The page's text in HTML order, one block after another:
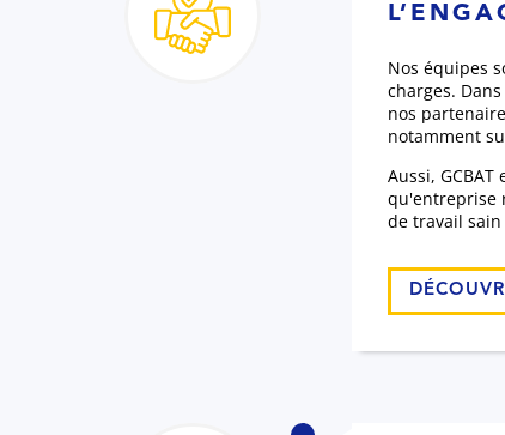
Nos équipes
charges.
nos
notamment
Aussi,
qu'entreprise
de travail